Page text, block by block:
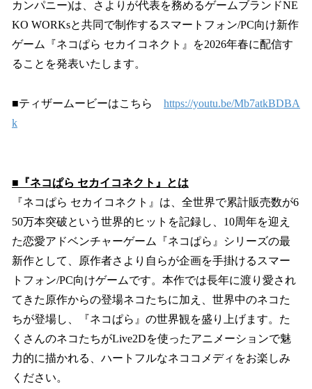
カンパニー)は、さよりが代表を務めるゲームブランドNE
KO WORKsと共同で制作するスマートフォン/PC向け新作
ゲーム『ネコぱら セカイコネクト』を2026年春に配信す
ることを発表いたします。
■ティザームービーはこちら https://youtu.be/Mb7atkBDBA
k
■『ネコぱら セカイコネクト』とは
『ネコぱら セカイコネクト』は、全世界で累計販売数が6
50万本突破という世界的ヒットを記録し、10周年を迎え
た恋愛アドベンチャーゲーム『ネコぱら』シリーズの最
新作として、原作者さより自らが企画を手掛けるスマー
トフォン/PC向けゲームです。本作では長年に渡り愛され
てきた原作からの登場ネコたちに加え、世界中のネコた
ちが登場し、『ネコぱら』の世界観を盛り上げます。た
くさんのネコたちがLive2Dを使ったアニメーションで魅
力的に描かれる、ハートフルなネココメディをお楽しみ
ください。